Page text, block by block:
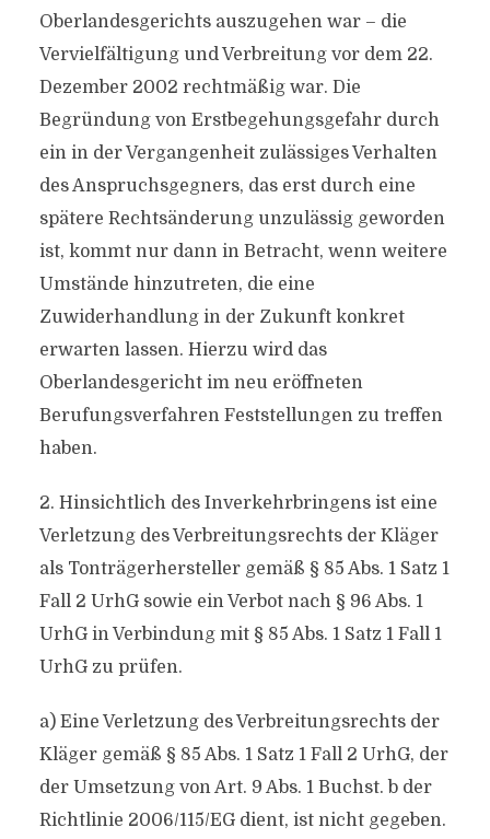
Oberlandesgerichts auszugehen war – die
Vervielfältigung und Verbreitung vor dem 22.
Dezember 2002 rechtmäßig war. Die
Begründung von Erstbegehungsgefahr durch
ein in der Vergangenheit zulässiges Verhalten
des Anspruchsgegners, das erst durch eine
spätere Rechtsänderung unzulässig geworden
ist, kommt nur dann in Betracht, wenn weitere
Umstände hinzutreten, die eine
Zuwiderhandlung in der Zukunft konkret
erwarten lassen. Hierzu wird das
Oberlandesgericht im neu eröffneten
Berufungsverfahren Feststellungen zu treffen
haben.
2. Hinsichtlich des Inverkehrbringens ist eine
Verletzung des Verbreitungsrechts der Kläger
als Tonträgerhersteller gemäß § 85 Abs. 1 Satz 1
Fall 2 UrhG sowie ein Verbot nach § 96 Abs. 1
UrhG in Verbindung mit § 85 Abs. 1 Satz 1 Fall 1
UrhG zu prüfen.
a) Eine Verletzung des Verbreitungsrechts der
Kläger gemäß § 85 Abs. 1 Satz 1 Fall 2 UrhG, der
der Umsetzung von Art. 9 Abs. 1 Buchst. b der
Richtlinie 2006/115/EG dient, ist nicht gegeben.